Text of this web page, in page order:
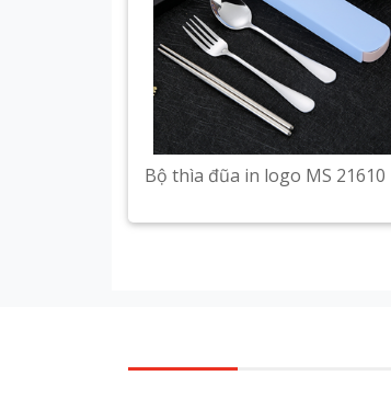
Bộ thìa đũa in logo MS 21610